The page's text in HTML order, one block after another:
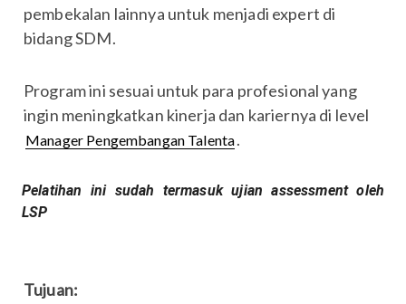
pembekalan lainnya untuk menjadi expert di
bidang SDM.
Program ini sesuai untuk para profesional yang
ingin meningkatkan kinerja dan kariernya di level
Manager Pengembangan Talenta.
Pelatihan ini sudah termasuk ujian assessment oleh
LSP
Tujuan: